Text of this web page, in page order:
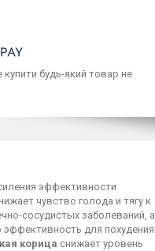
купити будь-який товар не
эффективности
чувство голода и тягу к
сосудистых заболеваний, а
для похудения
корица снижает уровень